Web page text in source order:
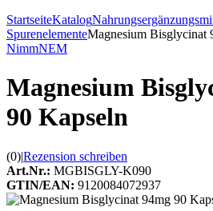
StartseiteKatalog
SpurenelementeMagnesium Bisglycinat
NimmNEM
Magnesium
90 Kapseln
(0)|Rezension schreiben
Art.Nr.: MGBISGLY-K090
GTIN/EAN: 9120084072937